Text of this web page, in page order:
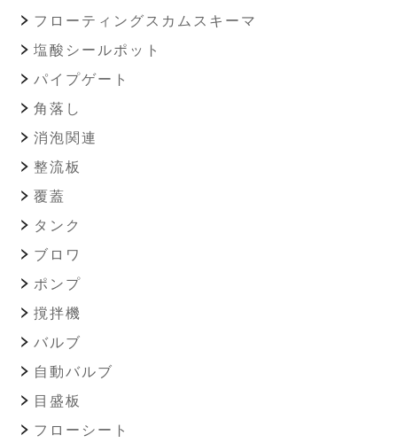
フローティングスカムスキーマ
塩酸シールポット
パイプゲート
角落し
消泡関連
整流板
覆蓋
タンク
ブロワ
ポンプ
撹拌機
バルブ
自動バルブ
目盛板
フローシート